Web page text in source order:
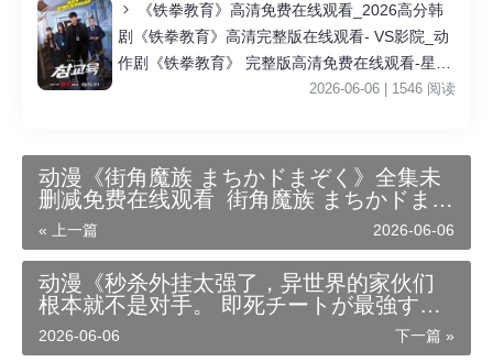
《铁拳教育》高清免费在线观看_2026高分韩
剧《铁拳教育》高清完整版在线观看- VS影院_动
作剧《铁拳教育》 完整版高清免费在线观看-星空
影院李星民主演《铁拳教育》无广告_VS影视
2026-06-06 | 1546 阅读
动漫《街角魔族 まちかドまぞく》全集未
删减免费在线观看_街角魔族 まちかドまぞ
く在线播放_ 4K超清蓝光全集_内封简体中
文字幕_迅雷百度云夸克资源下载
« 上一篇 2026-06-06
动漫《秒杀外挂太强了，异世界的家伙们
根本就不是对手。 即死チートが最強すぎ
て、異世界のやつらがまるで相手になら
ないんですが。》全集未删减免费在线观
下一篇 »
2026-06-06